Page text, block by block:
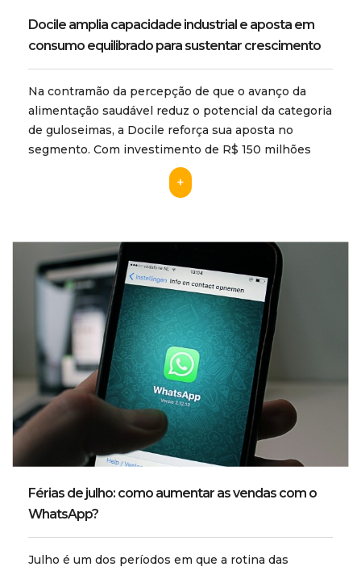
Docile amplia capacidade industrial e aposta em
consumo equilibrado para sustentar crescimento
Na contramão da percepção de que o avanço da
alimentação saudável reduz o potencial da categoria
de guloseimas, a Docile reforça sua aposta no
segmento. Com investimento de R$ 150 milhões
+
Férias de julho: como aumentar as vendas com o
WhatsApp?
Julho é um dos períodos em que a rotina das